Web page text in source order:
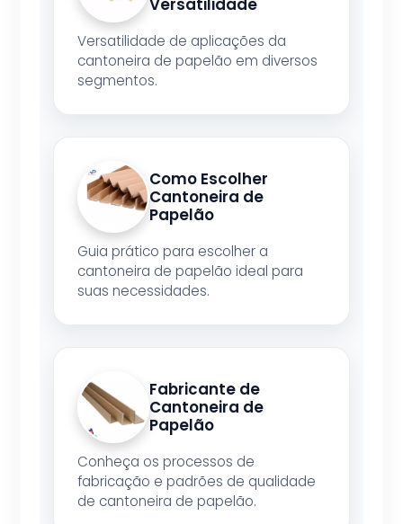
Versatilidade
Versatilidade de aplicações da
cantoneira de papelão em diversos
segmentos.
Como Escolher
Cantoneira de
Papelão
Guia prático para escolher a
cantoneira de papelão ideal para
suas necessidades.
Fabricante de
Cantoneira de
Papelão
Conheça os processos de
fabricação e padrões de qualidade
de cantoneira de papelão.